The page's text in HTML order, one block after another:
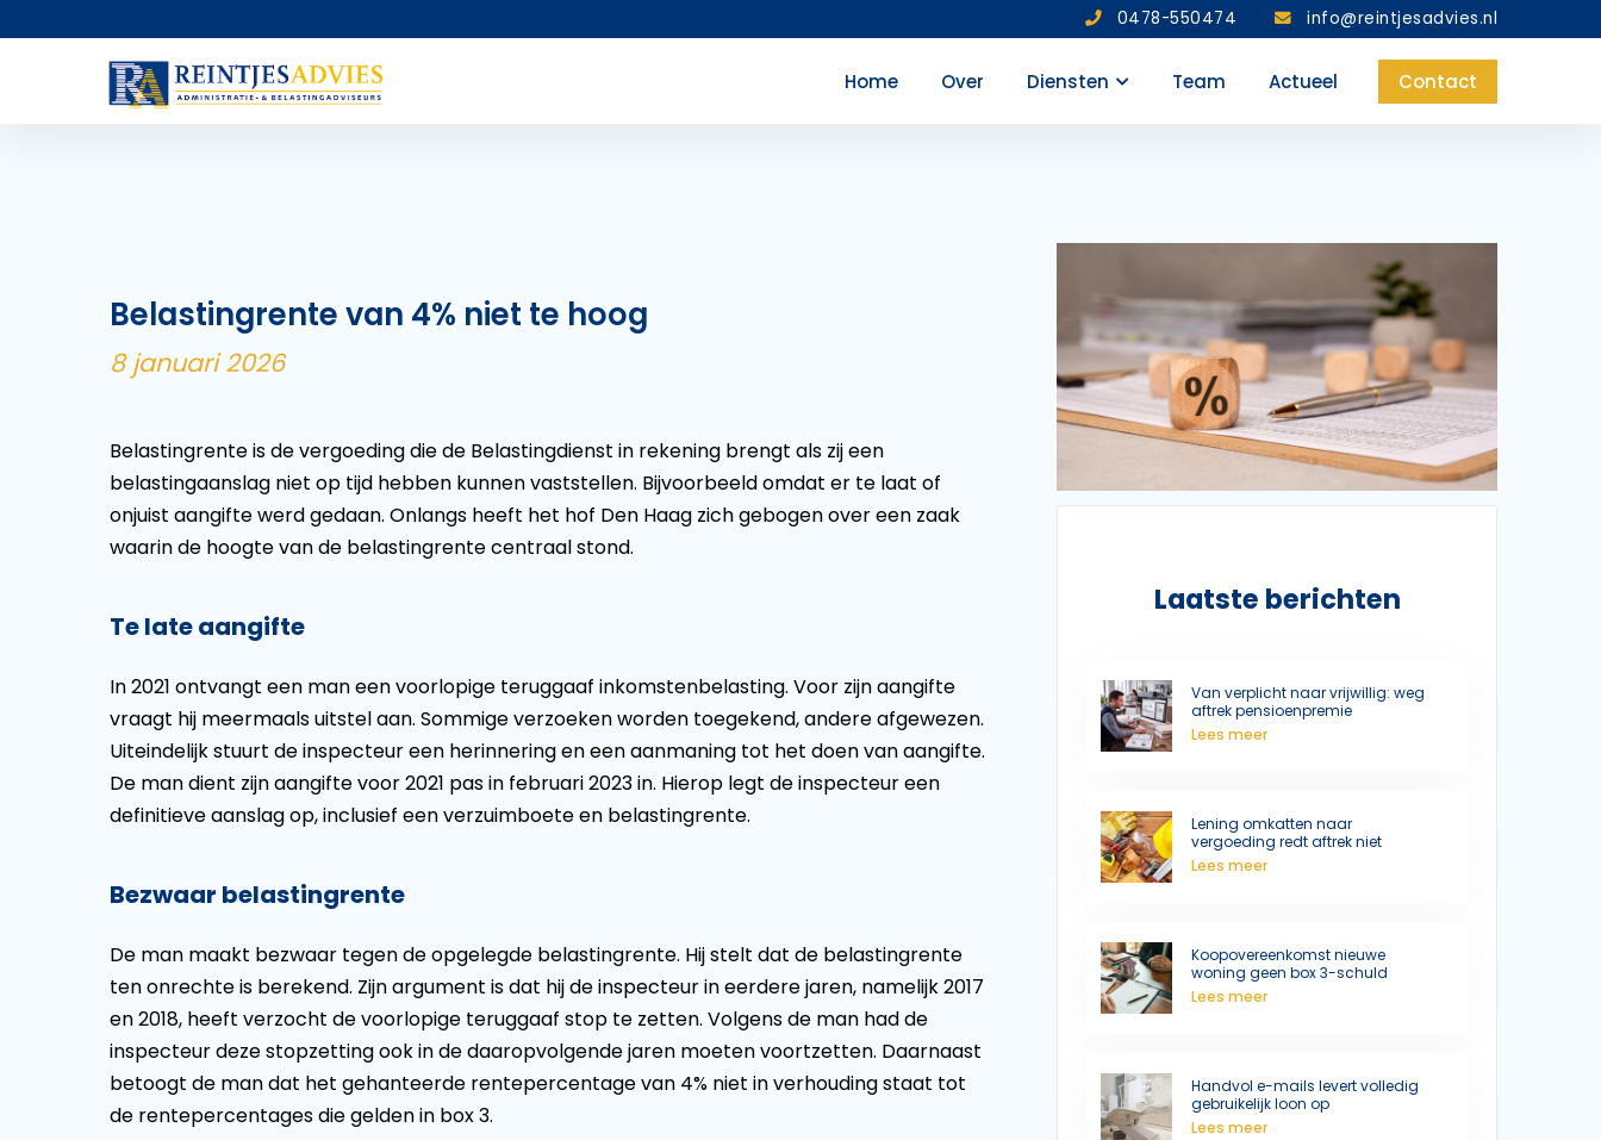
0478-550474 info@reintjesadvies.nl
Home Over Diensten Team Actueel Contact
Belastingrente van 4% niet te hoog
8 januari 2026
Belastingrente is de vergoeding die de Belastingdienst in rekening brengt als zij een
belastingaanslag niet op tijd hebben kunnen vaststellen. Bijvoorbeeld omdat er te laat of
onjuist aangifte werd gedaan. Onlangs heeft het hof Den Haag zich gebogen over een zaak
waarin de hoogte van de belastingrente centraal stond.
Te late aangifte
In 2021 ontvangt een man een voorlopige teruggaaf inkomstenbelasting. Voor zijn aangifte
vraagt hij meermaals uitstel aan. Sommige verzoeken worden toegekend, andere afgewezen.
Uiteindelijk stuurt de inspecteur een herinnering en een aanmaning tot het doen van aangifte.
De man dient zijn aangifte voor 2021 pas in februari 2023 in. Hierop legt de inspecteur een
definitieve aanslag op, inclusief een verzuimboete en belastingrente.
Bezwaar belastingrente
De man maakt bezwaar tegen de opgelegde belastingrente. Hij stelt dat de belastingrente
ten onrechte is berekend. Zijn argument is dat hij de inspecteur in eerdere jaren, namelijk 2017
en 2018, heeft verzocht de voorlopige teruggaaf stop te zetten. Volgens de man had de
inspecteur deze stopzetting ook in de daaropvolgende jaren moeten voortzetten. Daarnaast
betoogt de man dat het gehanteerde rentepercentage van 4% niet in verhouding staat tot
de rentepercentages die gelden in box 3.
Laatste berichten
Van verplicht naar vrijwillig: weg
aftrek pensioenpremie
Lees meer
Lening omkatten naar
vergoeding redt aftrek niet
Lees meer
Koopovereenkomst nieuwe
woning geen box 3-schuld
Lees meer
Handvol e-mails levert volledig
gebruikelijk loon op
Lees meer